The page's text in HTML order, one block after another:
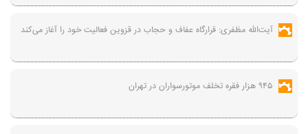
آیت‌الله مظفری: قرارگاه عفاف و حجاب در قزوین فعالیت خود را آغاز می‌کند
۹۴۵ هزار فقره تخلف موتورسواران در تهران